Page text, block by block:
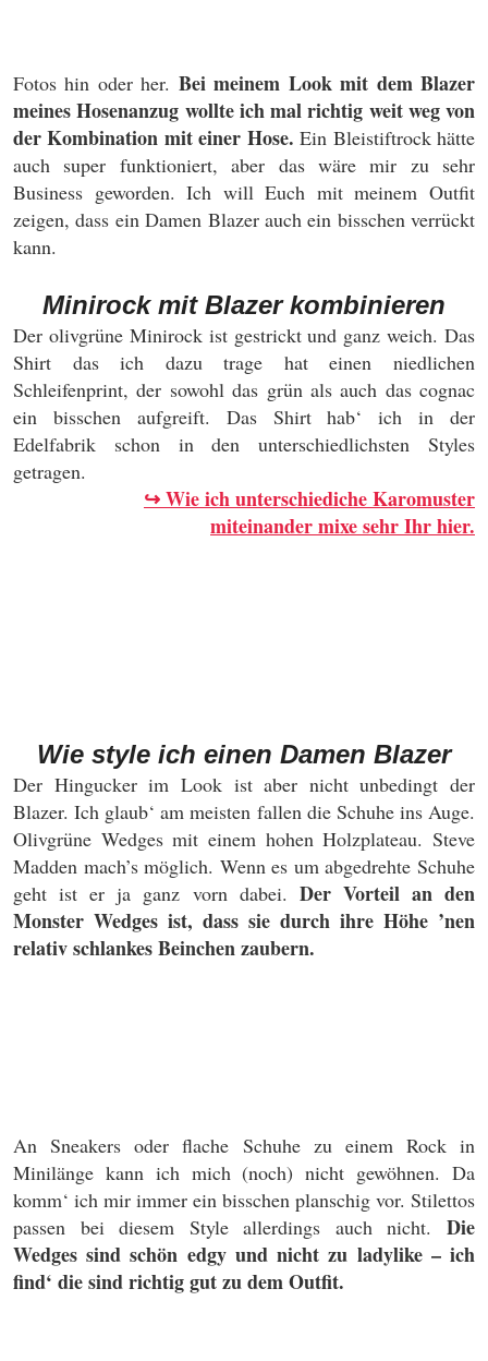
Fotos hin oder her. Bei meinem Look mit dem Blazer
meines Hosenanzug wollte ich mal richtig weit weg von
der Kombination mit einer Hose. Ein Bleistiftrock hätte
auch super funktioniert, aber das wäre mir zu sehr
Business geworden. Ich will Euch mit meinem Outfit
zeigen, dass ein Damen Blazer auch ein bisschen verrückt
kann.
Minirock mit Blazer kombinieren
Der olivgrüne Minirock ist gestrickt und ganz weich. Das
Shirt das ich dazu trage hat einen niedlichen
Schleifenprint, der sowohl das grün als auch das cognac
ein bisschen aufgreift. Das Shirt hab‘ ich in der
Edelfabrik schon in den unterschiedlichsten Styles
getragen.
↪ Wie ich unterschiediche Karomuster
miteinander mixe sehr Ihr hier.
Wie style ich einen Damen Blazer
Der Hingucker im Look ist aber nicht unbedingt der
Blazer. Ich glaub‘ am meisten fallen die Schuhe ins Auge.
Olivgrüne Wedges mit einem hohen Holzplateau. Steve
Madden mach’s möglich. Wenn es um abgedrehte Schuhe
geht ist er ja ganz vorn dabei. Der Vorteil an den
Monster Wedges ist, dass sie durch ihre Höhe ’nen
relativ schlankes Beinchen zaubern.
An Sneakers oder flache Schuhe zu einem Rock in
Minilänge kann ich mich (noch) nicht gewöhnen. Da
komm‘ ich mir immer ein bisschen planschig vor. Stilettos
passen bei diesem Style allerdings auch nicht. Die
Wedges sind schön edgy und nicht zu ladylike – ich
find‘ die sind richtig gut zu dem Outfit.